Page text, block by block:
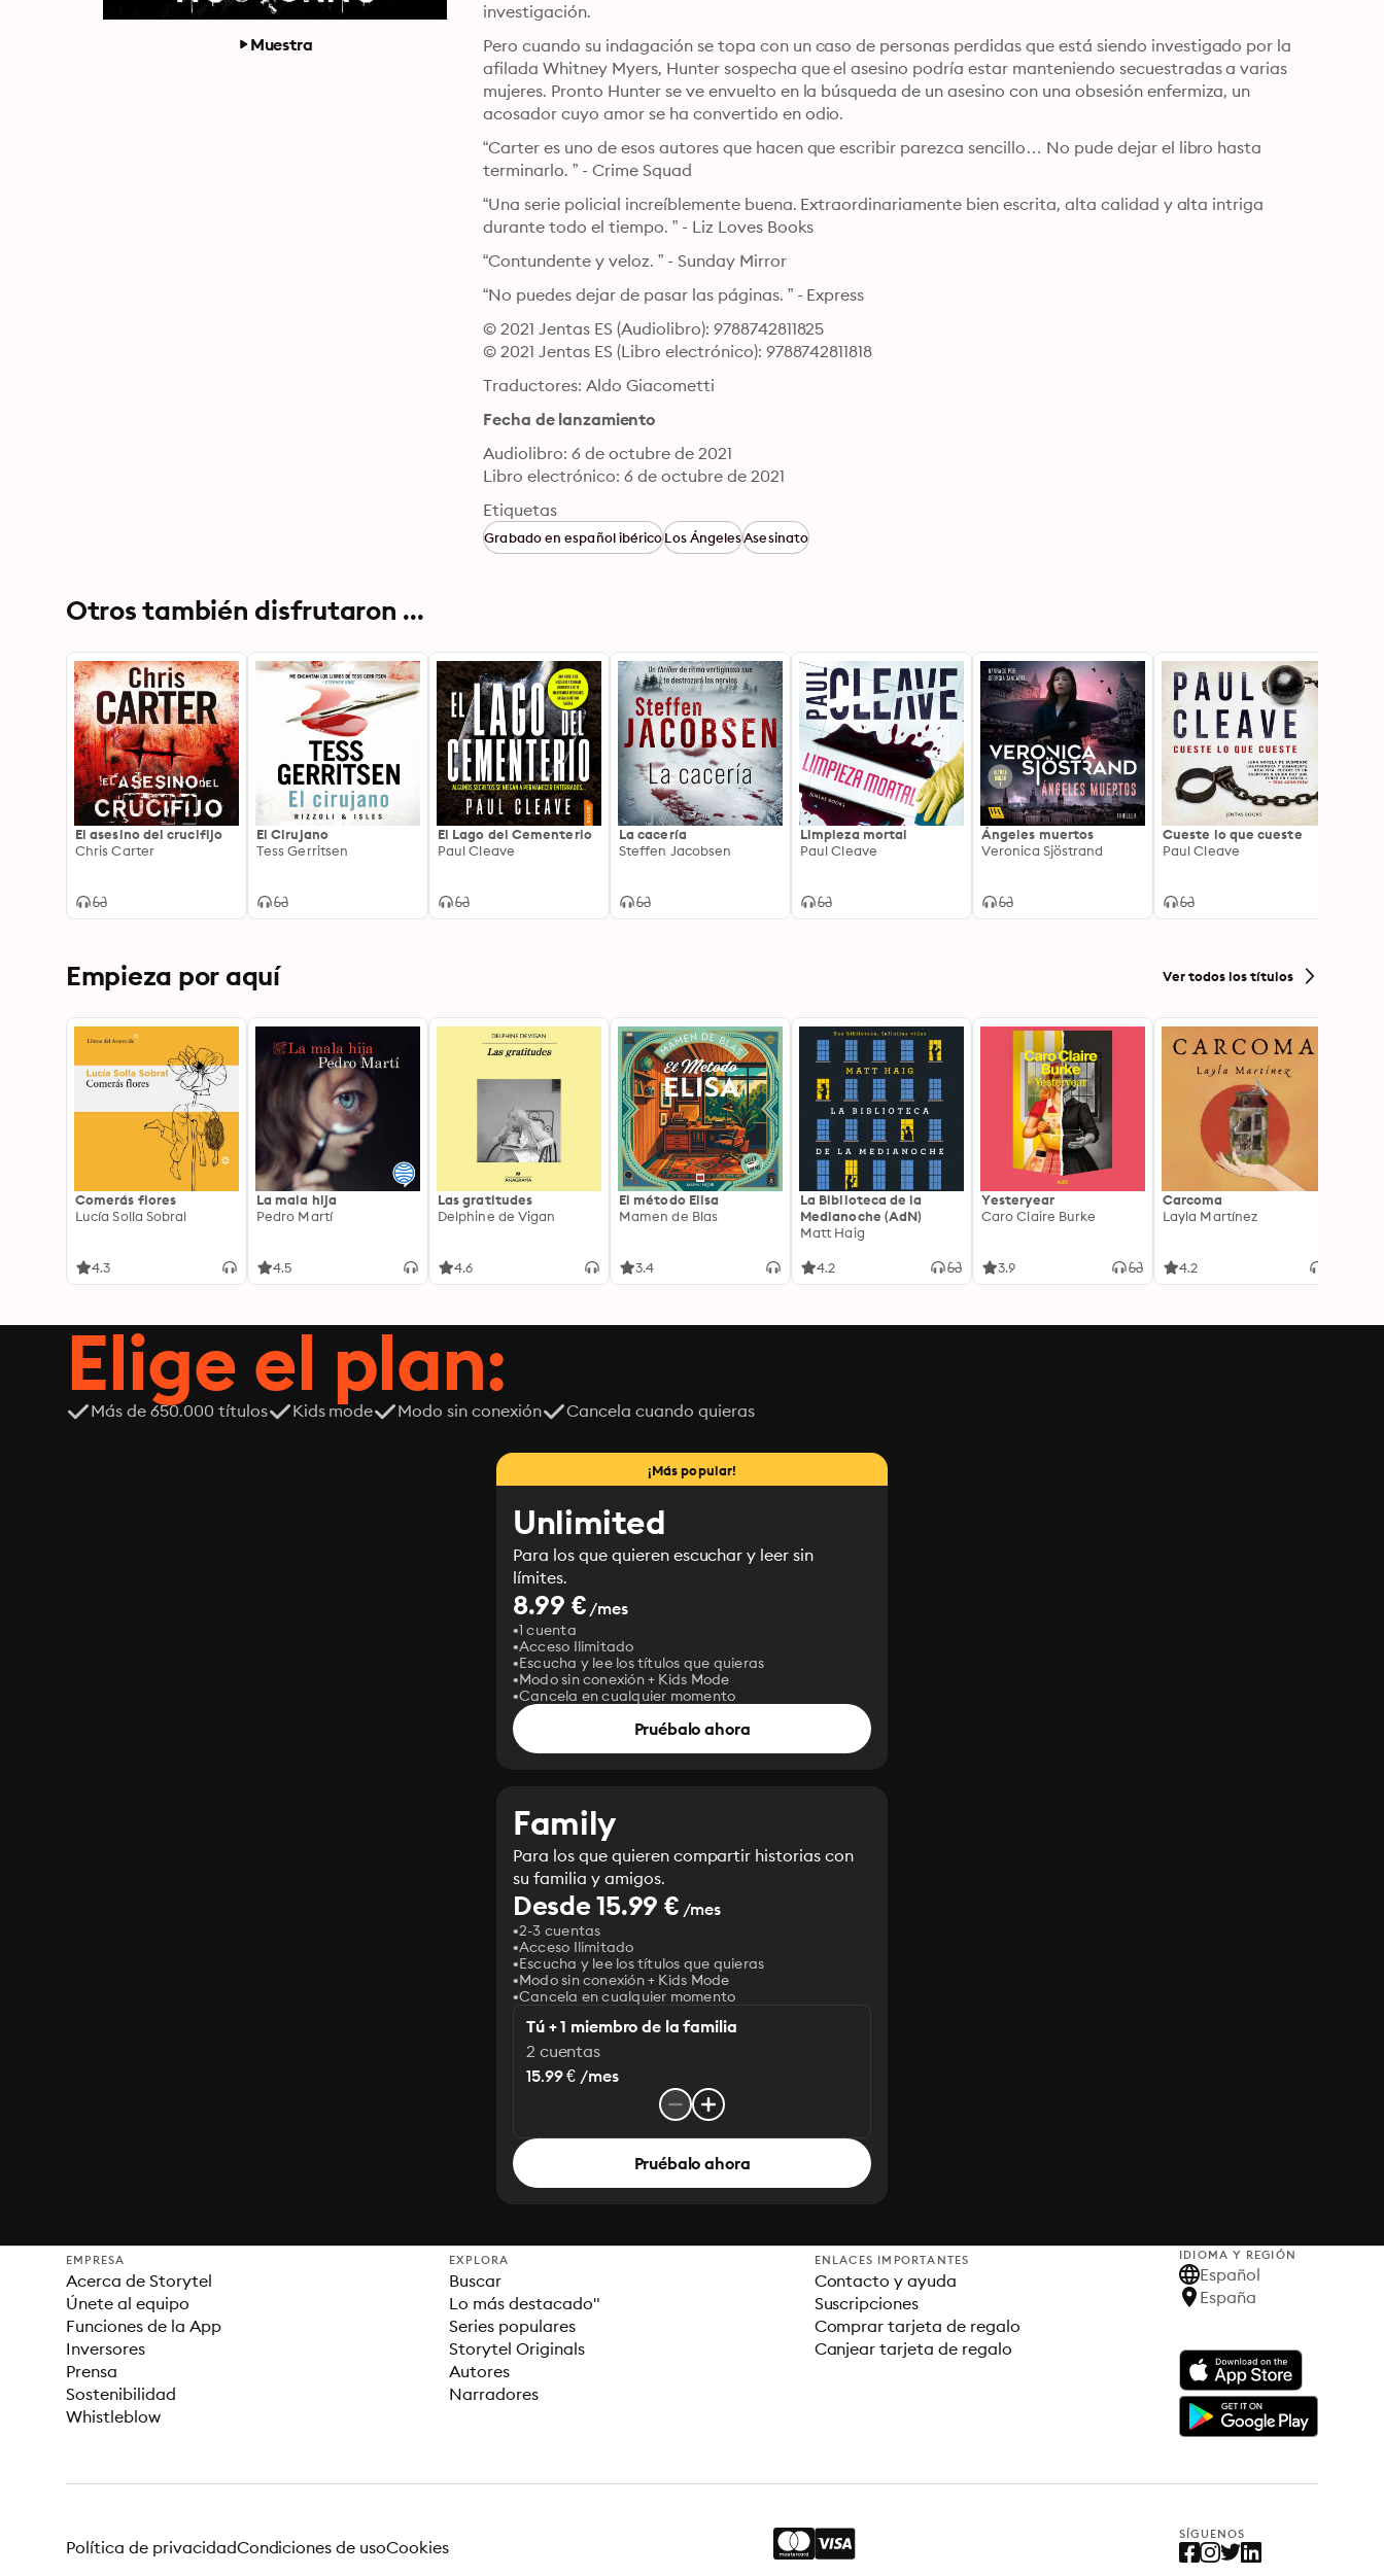
Muestra
investigación.
Pero cuando su indagación se topa con un caso de personas perdidas que está siendo investigado por la
afilada Whitney Myers, Hunter sospecha que el asesino podría estar manteniendo secuestradas a varias
mujeres. Pronto Hunter se ve envuelto en la búsqueda de un asesino con una obsesión enfermiza, un
acosador cuyo amor se ha convertido en odio.
“Carter es uno de esos autores que hacen que escribir parezca sencillo… No pude dejar el libro hasta
terminarlo. ” - Crime Squad
“Una serie policial increíblemente buena. Extraordinariamente bien escrita, alta calidad y alta intriga
durante todo el tiempo. ” - Liz Loves Books
“Contundente y veloz. ” - Sunday Mirror
“No puedes dejar de pasar las páginas. ” - Express
© 2021 Jentas ES (Audiolibro): 9788742811825
© 2021 Jentas ES (Libro electrónico): 9788742811818
Traductores: Aldo Giacometti
Fecha de lanzamiento
Audiolibro: 6 de octubre de 2021
Libro electrónico: 6 de octubre de 2021
Etiquetas
Grabado en español ibéricoLos ÁngelesAsesinato
Otros también disfrutaron ...
El asesino del crucifijo
Chris Carter
El Cirujano
Tess Gerritsen
El Lago del Cementerio
Paul Cleave
La cacería
Steffen Jacobsen
Limpieza mortal
Paul Cleave
Ángeles muertos
Veronica Sjöstrand
Cueste lo que cueste
Paul Cleave
Empieza por aquí Ver todos los títulos
Comerás flores
Lucía Solla Sobral
4.3
La mala hija
Pedro Martí
4.5
Las gratitudes
Delphine de Vigan
4.6
El método Elisa
Mamen de Blas
3.4
La Biblioteca de la
Medianoche (AdN)
Matt Haig
4.2
Yesteryear
Caro Claire Burke
3.9
Carcoma
Layla Martínez
4.2
Elige el plan:
Más de 650.000 títulos Kids mode Modo sin conexión Cancela cuando quieras
¡Más popular!
Unlimited
Para los que quieren escuchar y leer sin
límites.
8.99 €/mes
1 cuenta
Acceso Ilimitado
Escucha y lee los títulos que quieras
Modo sin conexión + Kids Mode
Cancela en cualquier momento
Pruébalo ahora
Family
Para los que quieren compartir historias con
su familia y amigos.
Desde 15.99 €/mes
2-3 cuentas
Acceso Ilimitado
Escucha y lee los títulos que quieras
Modo sin conexión + Kids Mode
Cancela en cualquier momento
Tú + 1 miembro de la familia
2 cuentas
15.99 € /mes
Pruébalo ahora
EMPRESA
Acerca de Storytel
Únete al equipo
Funciones de la App
Inversores
Prensa
Sostenibilidad
Whistleblow
EXPLORA
Buscar
Lo más destacado"
Series populares
Storytel Originals
Autores
Narradores
ENLACES IMPORTANTES
Contacto y ayuda
Suscripciones
Comprar tarjeta de regalo
Canjear tarjeta de regalo
IDIOMA Y REGIÓN
Español
España
SÍGUENOS
Política de privacidadCondiciones de usoCookies